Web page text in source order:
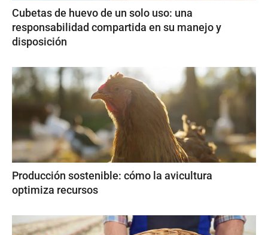
Cubetas de huevo de un solo uso: una
responsabilidad compartida en su manejo y
disposición
Producción sostenible: cómo la avicultura
optimiza recursos